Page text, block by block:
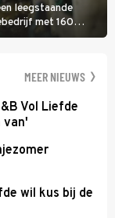
leegstaande
met 160
2000-gebied
MEER NIEUWS
Vol Liefde
van'
wil kus bij de